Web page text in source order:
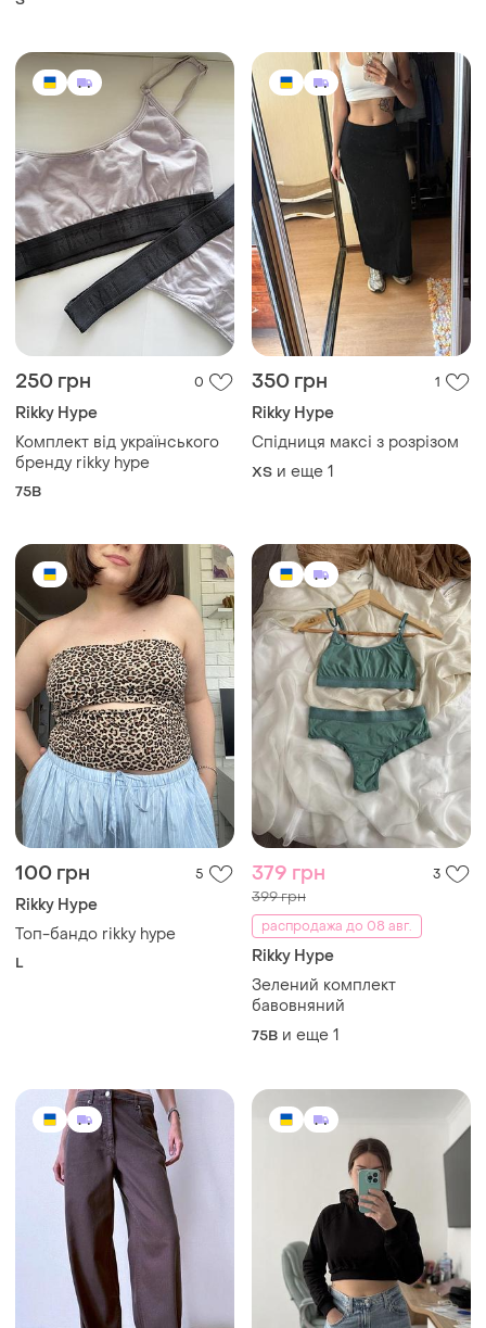
250 грн 0
Rikky Hype
Комплект від українського
бренду rikky hype
75B
350 грн 1
Rikky Hype
Спідниця максі з розрізом
ХS и еще 1
100 грн 5
Rikky Hype
Топ-бандо rikky hype
L
379 грн 3
399 грн
распродажа до 08 авг.
Rikky Hype
Зелений комплект
бавовняний
75B и еще 1